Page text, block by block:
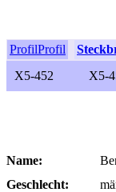
ProfilProfil
X5-452
X5-
Name:
Geschlecht: